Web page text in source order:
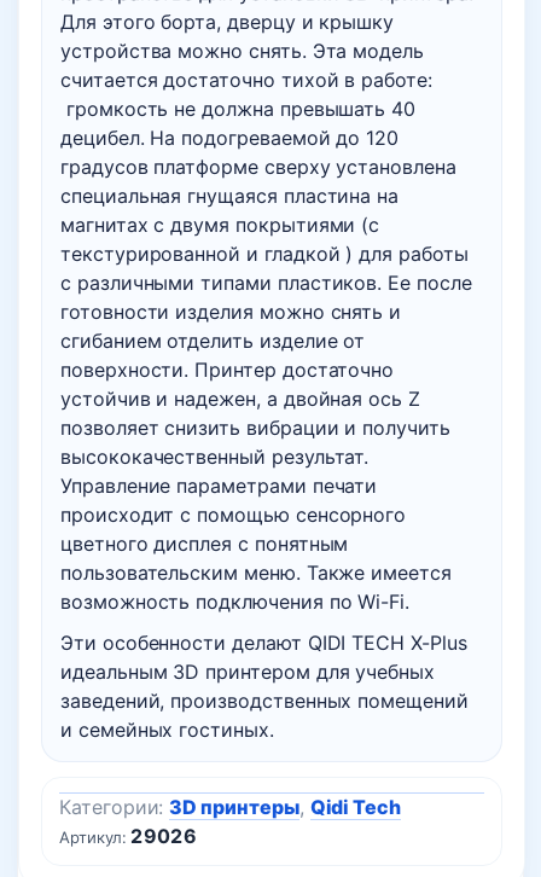
Для этого борта, дверцу и крышку
устройства можно снять. Эта модель
считается достаточно тихой в работе:
громкость не должна превышать 40
децибел. На подогреваемой до 120
градусов платформе сверху установлена
специальная гнущаяся пластина на
магнитах с двумя покрытиями (с
текстурированной и гладкой ) для работы
с различными типами пластиков. Ее после
готовности изделия можно снять и
сгибанием отделить изделие от
поверхности. Принтер достаточно
устойчив и надежен, а двойная ось Z
позволяет снизить вибрации и получить
высококачественный результат.
Управление параметрами печати
происходит с помощью сенсорного
цветного дисплея с понятным
пользовательским меню. Также имеется
возможность подключения по Wi-Fi.
Эти особенности делают QIDI TECH X-Plus
идеальным 3D принтером для учебных
заведений, производственных помещений
и семейных гостиных.
Артикул: 29026
Категории: 3D принтеры, Qidi Tech